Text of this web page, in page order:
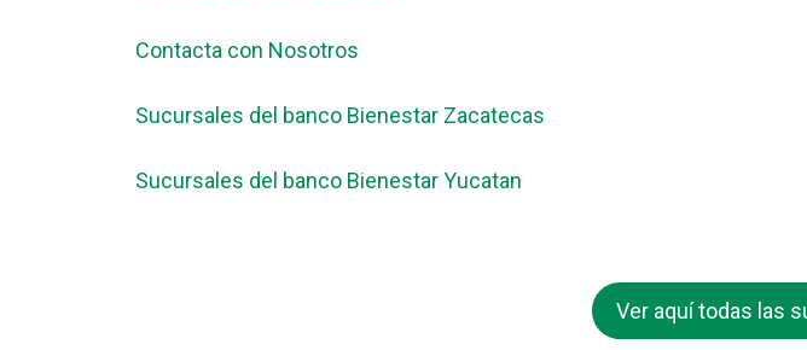
Contacta con Nosotros
Sucursales del banco Bienestar Zacatecas
Sucursales del banco Bienestar Yucatan
Ver aquí todas las